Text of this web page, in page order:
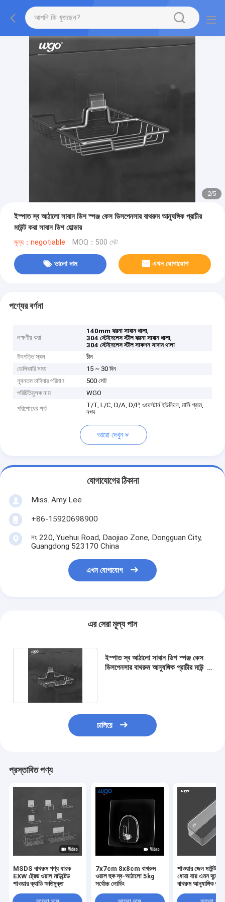
2/5
ইস্পাত স্ব আঠালো সাবান ডিশ স্পঞ্জ কেস ডিসপেনসার বাথরুম আনুষঙ্গিক প্রাচীর
মাউন্ট করা সাবান ডিশ হোল্ডার
মূল্য：negotiable MOQ：500 সেট
ভালো দাম এখন যোগাযোগ
পণ্যের বর্ণনা
লক্ষণীয় করা
140mm ঝরনা সাবান থালা,
304 স্টেইনলেস স্টীল ঝরনা সাবান থালা,
304 স্টেইনলেস স্টীল সাকশন সাবান থালা
উৎপত্তি স্থল
চীন
ডেলিভারি সময়
15 ~ 30 দিন
ন্যূনতম চাহিদার পরিমাণ
500 সেট
পরিচিতিমুলক নাম
WGO
পরিশোধের শর্ত
T/T, L/C, D/A, D/P, ওয়েস্টার্ন ইউনিয়ন, মানি গ্রাম,
নগদ
আরো দেখুন
যোগাযোগের ঠিকানা
Miss. Amy Lee
+86-15920698900
নং 220, Yuehui Road, Daojiao Zone, Dongguan City,
Guangdong 523170 China
এখন যোগাযোগ
এর সেরা মূল্য পান
ইস্পাত স্ব আঠালো সাবান ডিশ স্পঞ্জ কেস
ডিসপেনসার বাথরুম আনুষঙ্গিক প্রাচীর মাউন্ট
চালিয়ে
প্রস্তাবিত পণ্য
MSDS বাথরুম পণ্য ধারক
EXW ট্রেড ওয়াল মাউন্টেড
শাওয়ার ক্যাডি ক্ষতিমুক্ত
7x7cm 8x8cm বাথরুম
ওয়াল হুক স্ব-আঠালো 5kg
সর্বোচ্চ লোডিং
শাওয়ার জেল মাউন্ট
ধোয়া যায় এমন
বাথরুম আনুষাঙ্গিক